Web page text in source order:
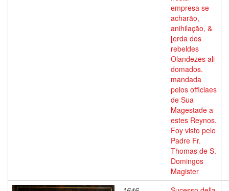
empresa se
acharão,
anihilação, &
[erda dos
rebeldes
Olandezes ali
domados.
mandada
pelos officiaes
de Sua
Magestade a
estes Reynos.
Foy visto pelo
Padre Fr.
Thomas de S.
Domingos
Magister